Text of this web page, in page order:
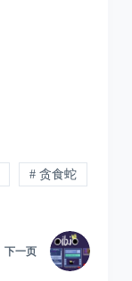
# 贪食蛇
下一页